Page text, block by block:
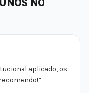
NO
aplicado, os